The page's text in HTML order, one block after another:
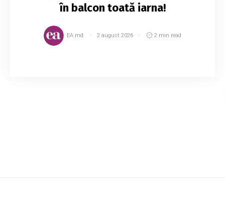
în balcon toată iarna!
EA.md 2 august 2026 2 min read